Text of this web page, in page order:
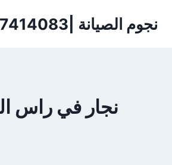
نجوم الصيانة |0567414083
نجار في راس